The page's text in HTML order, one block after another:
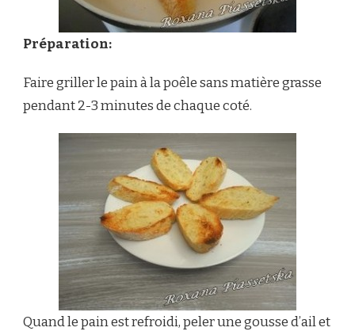
Préparation:
Faire griller le pain à la poêle sans matière grasse
pendant 2-3 minutes de chaque coté.
Quand le pain est refroidi, peler une gousse d’ail et